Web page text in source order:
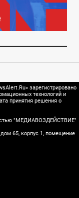
зарегистрировано
технологий и
принятия решения о
"МЕДИАВОЗДЕЙСТВИЕ"
65, корпус 1, помещение